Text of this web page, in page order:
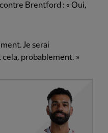
Brentford : « Oui,
Je serai
probablement. »